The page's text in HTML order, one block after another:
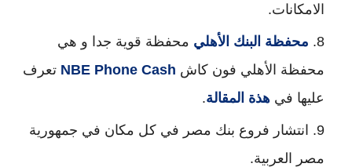
الامكانات.
محفظة البنك الأهلي محفظة قوية جدا و هي
محفظة الأهلي فون كاش NBE Phone Cash تعرف
عليها في هذة المقالة.
انتشار فروع بنك مصر في كل مكان في جمهورية
مصر العربية.